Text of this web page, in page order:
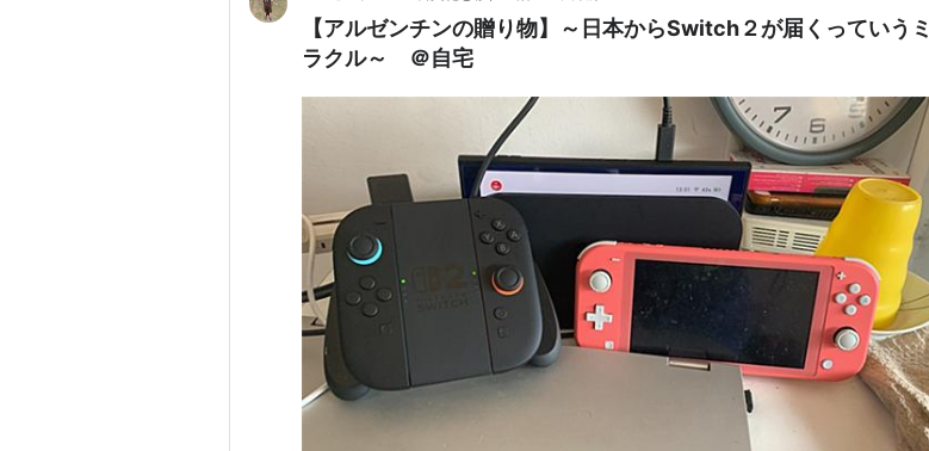
【アルゼンチンの贈り物】～日本からSwitch２が届くっていうミ
ラクル～ ＠自宅